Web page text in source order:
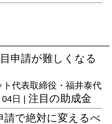
申請が難しくなる
ト代表取締役・福井泰代
日 | 注目の助成金
請で絶対に変えるべ